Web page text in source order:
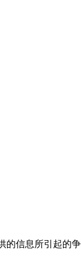
信息所引起的争